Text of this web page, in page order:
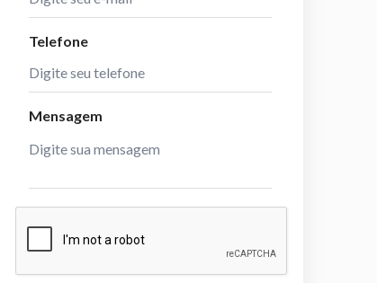
Telefone
Mensagem